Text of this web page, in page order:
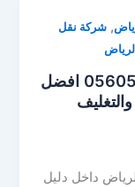
,شركة نقل
شركة نقل عفش بالرياض 0560533140 افضل
داخل دليل